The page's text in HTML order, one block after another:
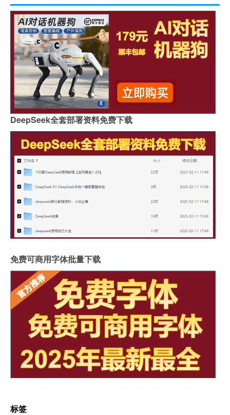
DeepSeek全套部署资料免费下载
免费可商用字体批量下载
标签